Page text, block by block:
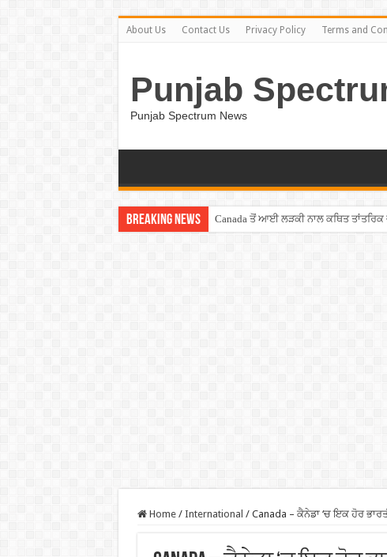
About Us Contact Us Privacy Policy Terms and
Punjab
Punjab Spectrum News
Breaking News Canada ਤੋਂ ਆਈ ਲੜਕੀ ਨਾਲ ਕਥਿਤ
Home / International / Canada – ਕੈਨੇਡਾ ‘ਚ ਇਕ ਹੋਰ